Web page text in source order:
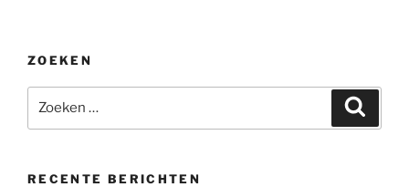
ZOEKEN
naar:
RECENTE BERICHTEN